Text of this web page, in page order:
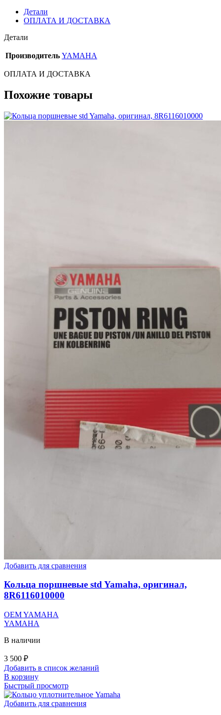
Детали
ОПЛАТА И ДОСТАВКА
Детали
Производитель YAMAHA
ОПЛАТА И ДОСТАВКА
Похожие товары
Добавить для сравнения
Кольца поршневые std Yamaha, оригинал,
8R6116010000
OEM YAMAHA
YAMAHA
В наличии
3 500 ₽
Добавить в список желаний
В корзину
Быстрый просмотр
Добавить для сравнения